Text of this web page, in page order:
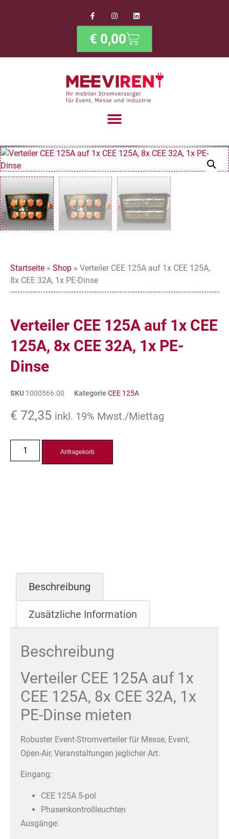
€ 0,00
Startseite » Shop » Verteiler CEE 125A auf 1x CEE 125A,
8x CEE 32A, 1x PE-Dinse
Verteiler CEE 125A auf 1x CEE
125A, 8x CEE 32A, 1x PE-
Dinse
SKU 1000566.00 KategorieCEE 125A
€ 72,35 inkl. 19% Mwst./Miettag
Anfragekorb
Beschreibung
Zusätzliche Information
Beschreibung
Verteiler CEE 125A auf 1x
CEE 125A, 8x CEE 32A, 1x
PE-Dinse mieten
Robuster Event-Stromverteiler für Messe, Event,
Open-Air, Veranstaltungen jeglicher Art.
Eingang:
CEE 125A 5-pol
Phasenkontrollleuchten
Ausgänge: